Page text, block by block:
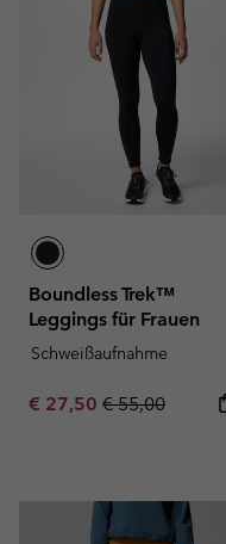
Boundless Trek™
Leggings für Frauen
Schweißaufnahme
Sale price:
€ 27,50 Regular price:
€ 55,00